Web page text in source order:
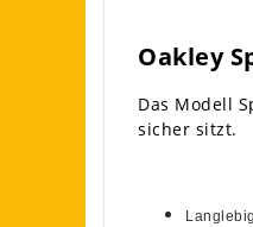
Oakley
Das Modell
sicher sitzt.